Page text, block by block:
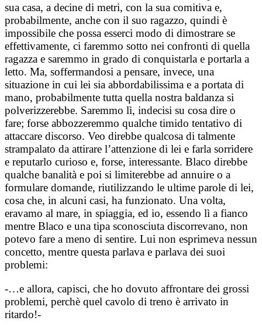
sua casa, a decine di metri, con la sua comitiva e,
probabilmente, anche con il suo ragazzo, quindi è
impossibile che possa esserci modo di dimostrare se
effettivamente, ci faremmo sotto nei confronti di quella
ragazza e saremmo in grado di conquistarla e portarla a
letto. Ma, soffermandosi a pensare, invece, una
situazione in cui lei sia abbordabilissima e a portata di
mano, probabilmente tutta quella nostra baldanza si
polverizzerebbe. Saremmo lì, indecisi su cosa dire o
fare; forse abbozzeremmo qualche timido tentativo di
attaccare discorso. Veo direbbe qualcosa di talmente
strampalato da attirare l’attenzione di lei e farla sorridere
e reputarlo curioso e, forse, interessante. Blaco direbbe
qualche banalità e poi si limiterebbe ad annuire o a
formulare domande, riutilizzando le ultime parole di lei,
cosa che, in alcuni casi, ha funzionato. Una volta,
eravamo al mare, in spiaggia, ed io, essendo lì a fianco
mentre Blaco e una tipa sconosciuta discorrevano, non
potevo fare a meno di sentire. Lui non esprimeva nessun
concetto, mentre questa parlava e parlava dei suoi
problemi:
-…e allora, capisci, che ho dovuto affrontare dei grossi
problemi, perchè quel cavolo di treno è arrivato in
ritardo!-